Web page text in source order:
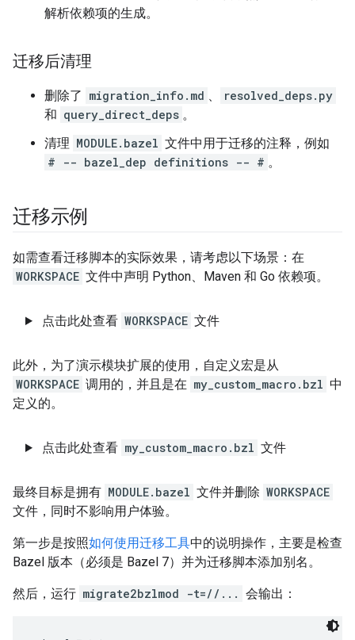
解析依赖项的生成。
迁移后清理
删除了 migration_info.md 、
resolved_deps.py
和 query_direct_deps 。
清理 MODULE.bazel 文件中用于迁移的注释，例如
# -- bazel_dep definitions -- # 。
迁移示例
如需查看迁移脚本的实际效果，请考虑以下场景：在
WORKSPACE 文件中声明 Python、Maven 和 Go 依赖项。
点击此处查看 WORKSPACE 文件
此外，为了演示模块扩展的使用，自定义宏是从
WORKSPACE 调用的，并且是在 my_custom_macro.bzl 中
定义的。
点击此处查看 my_custom_macro.bzl 文件
最终目标是拥有 MODULE.bazel 文件并删除 WORKSPACE
文件，同时不影响用户体验。
第一步是按照如何使用迁移工具中的说明操作，主要是检查
Bazel 版本（必须是 Bazel 7）并为迁移脚本添加别名。
然后，运行 migrate2bzlmod -t=//... 会输出：